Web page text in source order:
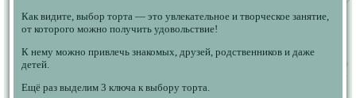
Как видите, выбор торта — это увлекательное и творческое занятие,
от которого можно получить удовольствие!
К нему можно привлечь знакомых, друзей, родственников и даже
детей.
Ещё раз выделим 3 ключа к выбору торта.